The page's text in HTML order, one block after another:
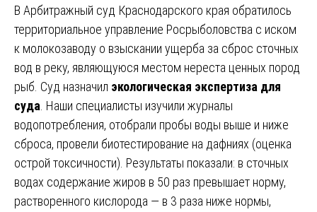
В Арбитражный суд Краснодарского края обратилось
территориальное управление Росрыболовства с иском
к молокозаводу о взыскании ущерба за сброс сточных
вод в реку, являющуюся местом нереста ценных пород
рыб. Суд назначил экологическая экспертиза для
суда. Наши специалисты изучили журналы
водопотребления, отобрали пробы воды выше и ниже
сброса, провели биотестирование на дафниях (оценка
острой токсичности). Результаты показали: в сточных
водах содержание жиров в 50 раз превышает норму,
растворенного кислорода — в 3 раза ниже нормы,